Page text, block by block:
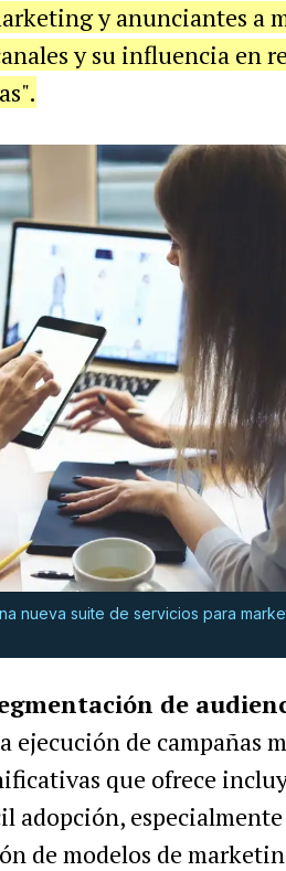
y anunciantes a
y su influencia en
nueva suite de servicios para
de
de campañas
que ofrece
adopción,
de modelos de